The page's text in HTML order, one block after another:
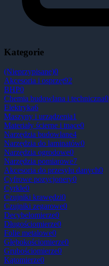
Kategorie
(Nieprzypisane)0
Akcesoria i osprzęt92
BHP0
Chemia budowlana i techniczna0
Elektryka6
Maszyny i urządzenia1
Materiały ścierne i tnące0
Narzędzia budowlane4
Narzędzia do laminatów0
Narzędzia ogrodowe0
Narzędzia pomiarowe7
Akcesoria do przesyłu danych0
Cyfrowe pozycjonery0
Cyrkle0
Czujniki krawędzi0
Czujniki zegarowe0
Decybelomierze0
Długościomierze0
Folie metalowe0
Głębokościomierze0
Grubościomierze0
Kątomierze0